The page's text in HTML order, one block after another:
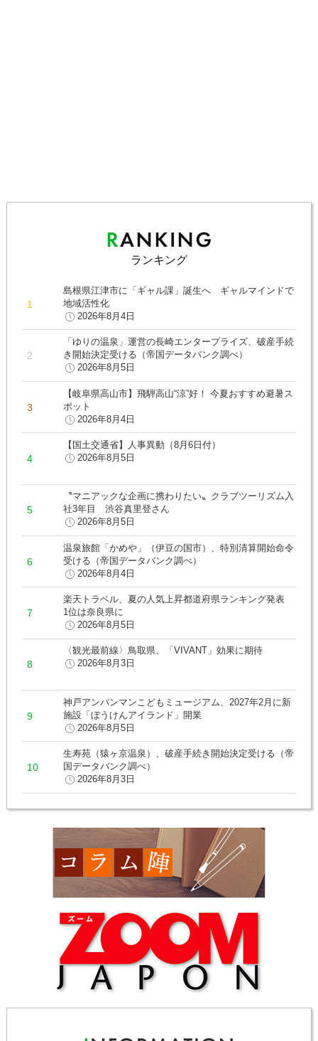
ランキング
島根県江津市に「ギャル課」誕生へ ギャルマインドで
地域活性化
2026年8月4日
「ゆりの温泉」運営の長崎エンタープライズ、破産手続
き開始決定受ける（帝国データバンク調べ）
2026年8月5日
【岐阜県高山市】飛騨高山“涼”好！ 今夏おすすめ避暑ス
ポット
2026年8月4日
【国土交通省】人事異動（8月6日付）
2026年8月5日
〝マニアックな企画に携わりたい〟クラブツーリズム入
社3年目 渋谷真里登さん
2026年8月5日
温泉旅館「かめや」（伊豆の国市）、特別清算開始命令
受ける（帝国データバンク調べ）
2026年8月4日
楽天トラベル、夏の人気上昇都道府県ランキング発表
1位は奈良県に
2026年8月5日
〈観光最前線〉鳥取県、「VIVANT」効果に期待
2026年8月3日
神戸アンパンマンこどもミュージアム、2027年2月に新
施設「ぼうけんアイランド」開業
2026年8月5日
生寿苑（猿ヶ京温泉）、破産手続き開始決定受ける（帝
国データバンク調べ）
2026年8月3日